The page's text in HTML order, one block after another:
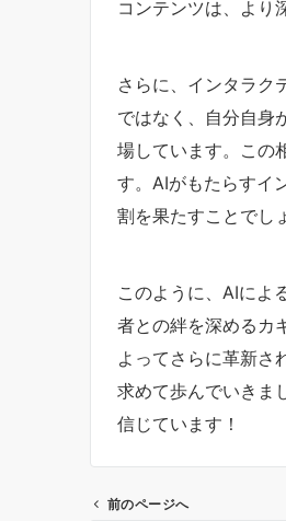
コンテンツは、より
さらに、インタラク
ではなく、自分自身
場しています。この
す。AIがもたらすイ
割を果たすことでし
このように、AIによ
者との絆を深めるカ
よってさらに革新さ
求めて歩んでいきま
信じています！
前のページへ